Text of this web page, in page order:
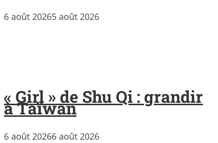
6 août 20265 août 2026
« Girl » de Shu Qi : grandir
à Taïwan
6 août 20266 août 2026